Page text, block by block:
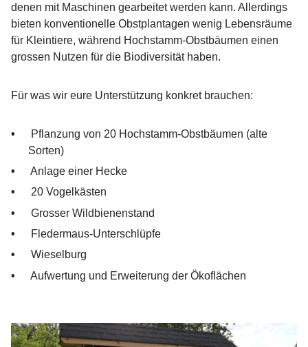
denen mit Maschinen gearbeitet werden kann. Allerdings
bieten konventionelle Obstplantagen wenig Lebensräume
für Kleintiere, während Hochstamm-Obstbäumen einen
grossen Nutzen für die Biodiversität haben.
Für was wir eure Unterstützung konkret brauchen:
Pflanzung von 20 Hochstamm-Obstbäumen (alte
Sorten)
Anlage einer Hecke
20 Vogelkästen
Grosser Wildbienenstand
Fledermaus-Unterschlüpfe
Wieselburg
Aufwertung und Erweiterung der Ökoflächen